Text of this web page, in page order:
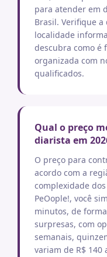
para atender em
Brasil. Verifique
localidade
descubra como é
organizada com
qualificados.
Qual o preço
diarista em
O preço para
acordo com a
complexidade
PeOople!, você
minutos, de
surpresas, com
semanais,
variam de R$ 140